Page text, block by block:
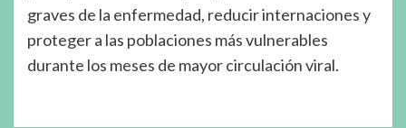
graves de la enfermedad, reducir internaciones y
proteger a las poblaciones más vulnerables
durante los meses de mayor circulación viral.